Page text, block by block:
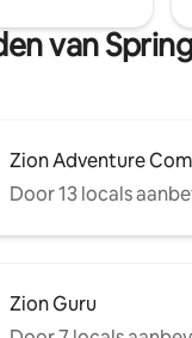
$ 25.
Zionvan
Zion Adventure
Door 13 locals
Zion Guru